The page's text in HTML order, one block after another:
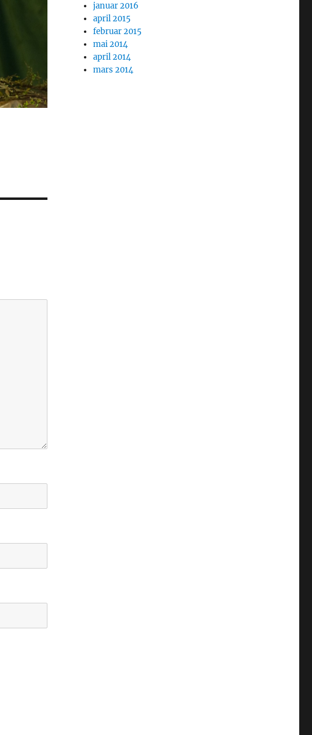
januar 2016
april 2015
februar 2015
mai 2014
april 2014
mars 2014